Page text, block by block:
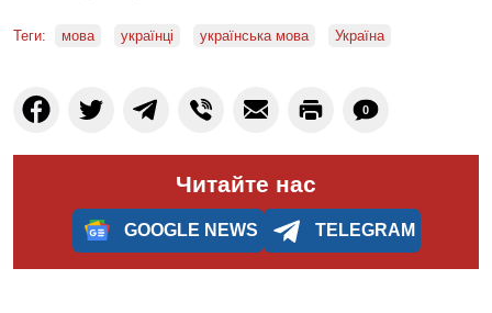
Теги: мова українці українська мова Україна
0
Читайте нас
GOOGLE NEWS TELEGRAM